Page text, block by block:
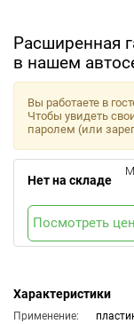
Расширенная
в нашем
Характеристики
Применение:
Вы работаете в
Чтобы увидеть
паролем (или
Нет на складе
Посмотреть